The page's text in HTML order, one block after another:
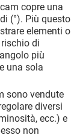
copre una
(°). Più questo
elementi o
di
più
una sola
sono vendute
diversi
ecc.) e
non